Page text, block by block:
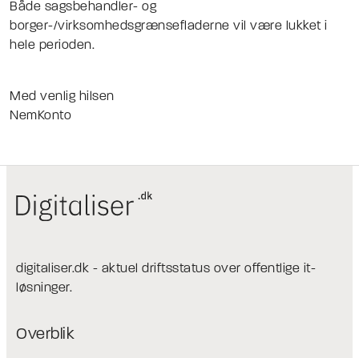
Både sagsbehandler- og
borger-/virksomhedsgrænsefladerne vil være lukket i
hele perioden.
Med venlig hilsen
NemKonto
digitaliser.dk - aktuel driftsstatus over offentlige it-
løsninger.
Overblik